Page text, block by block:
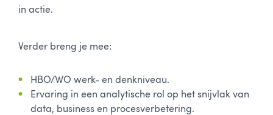
in actie.
Verder breng je mee:
HBO/WO werk- en denkniveau.
Ervaring in een analytische rol op het snijvlak van
data, business en procesverbetering.